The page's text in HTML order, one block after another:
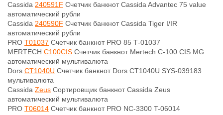
Cassida 240591F Счетчик банкнот Cassida Advantec 75 value
автоматический рубли
Cassida 240590F Счетчик банкнот Cassida Tiger I/IR
автоматический рубли
PRO Т01037 Счетчик банкнот PRO 85 Т-01037
MERTECH C100CIS Счетчик банкнот Mertech C-100 CIS MG
автоматический мультивалюта
Dors CT1040U Счетчик банкнот Dors CT1040U SYS-039183
мультивалюта
Cassida Zeus Сортировщик банкнот Cassida Zeus
автоматический мультивалюта
PRO T06014 Счетчик банкнот PRO NC-3300 T-06014